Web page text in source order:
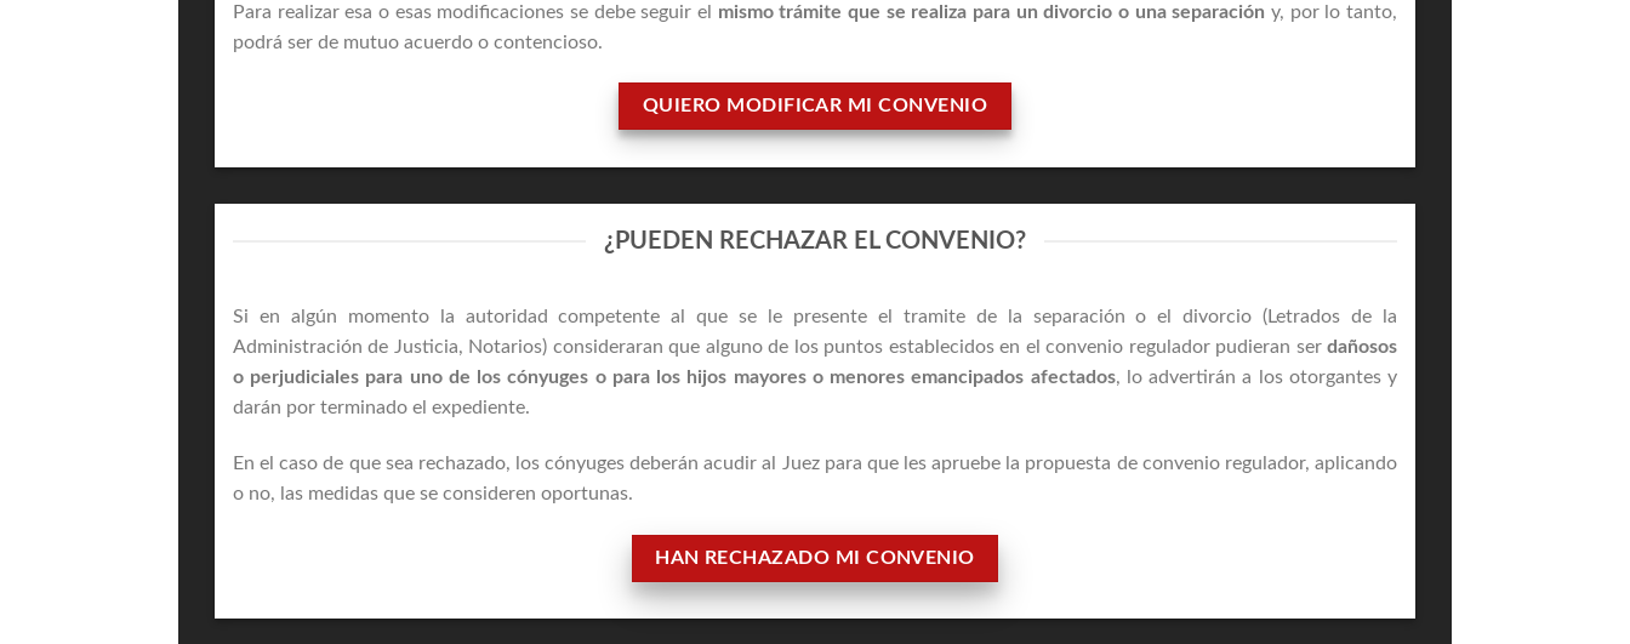
Para realizar esa o esas modificaciones se debe seguir el mismo trámite que se realiza para un divorcio o una separación y, por lo tanto,
podrá ser de mutuo acuerdo o contencioso.
QUIERO MODIFICAR MI CONVENIO
¿PUEDEN RECHAZAR EL CONVENIO?
Si en algún momento la autoridad competente al que se le presente el tramite de la separación o el divorcio (Letrados de la
Administración de Justicia, Notarios) consideraran que alguno de los puntos establecidos en el convenio regulador pudieran ser dañosos
o perjudiciales para uno de los cónyuges o para los hijos mayores o menores emancipados afectados, lo advertirán a los otorgantes y
darán por terminado el expediente.
En el caso de que sea rechazado, los cónyuges deberán acudir al Juez para que les apruebe la propuesta de convenio regulador, aplicando
o no, las medidas que se consideren oportunas.
HAN RECHAZADO MI CONVENIO